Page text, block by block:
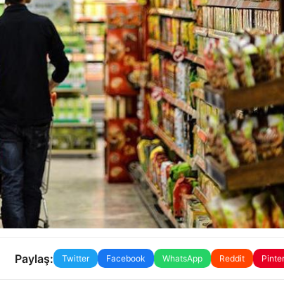
Paylaş: Twitter Facebook WhatsApp Reddit